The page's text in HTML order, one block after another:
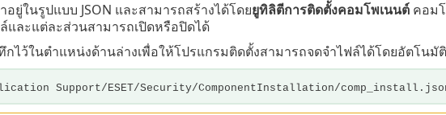
ยู่ในรูปแบบ JSON และสามารถสร้างได้โดยยูทิลิตีการติดตั้งคอมโพเนนต์คอมโ
และแต่ละส่วนสามารถเปิดหรือปิดได้
ไว้ในตำแหน่งด้านล่างเพื่อให้โปรแกรมติดตั้งสามารถจดจำไฟล์ได้โดยอัตโนมัติ
Support/ESET/Security/ComponentInstallation/